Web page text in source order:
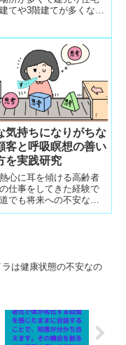
てや3階建てが多くな
気持ちになりがちな
客と呼吸瞑想の善い
を実践研究
心に耳を傾ける高齢者
仕事をしてきた経験で
でも将来への不安な気
りがちで、不安になり
義も研究
は健康状態の不安なの